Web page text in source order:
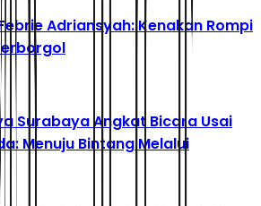
Adriansyah: Kenakan Rompi
Surabaya Angkat Bicara Usai
Menuju Bintang Melalui